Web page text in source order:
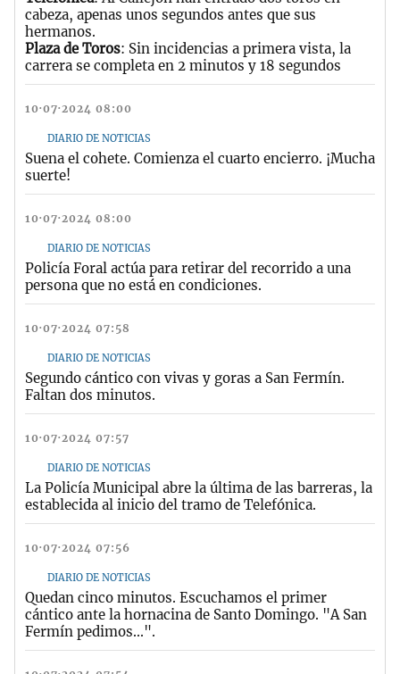
cabeza, apenas unos segundos antes que sus
hermanos.
Plaza de Toros: Sin incidencias a primera vista, la
carrera se completa en 2 minutos y 18 segundos
10·07·2024 08:00
DIARIO DE NOTICIAS
Suena el cohete. Comienza el cuarto encierro. ¡Mucha
suerte!
10·07·2024 08:00
DIARIO DE NOTICIAS
Policía Foral actúa para retirar del recorrido a una
persona que no está en condiciones.
10·07·2024 07:58
DIARIO DE NOTICIAS
Segundo cántico con vivas y goras a San Fermín.
Faltan dos minutos.
10·07·2024 07:57
DIARIO DE NOTICIAS
La Policía Municipal abre la última de las barreras, la
establecida al inicio del tramo de Telefónica.
10·07·2024 07:56
DIARIO DE NOTICIAS
Quedan cinco minutos. Escuchamos el primer
cántico ante la hornacina de Santo Domingo. "A San
Fermín pedimos...".